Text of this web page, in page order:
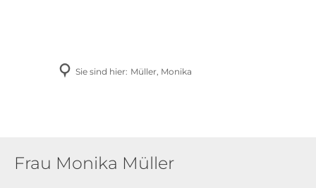
Sie sind hier: Müller, Monika
Frau Monika Müller